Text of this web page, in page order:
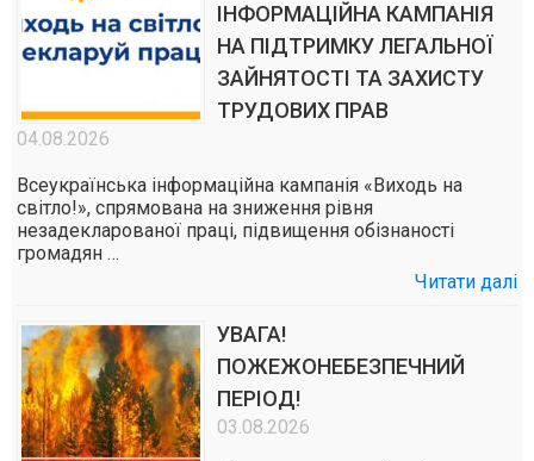
ІНФОРМАЦІЙНА КАМПАНІЯ
НА ПІДТРИМКУ ЛЕГАЛЬНОЇ
ЗАЙНЯТОСТІ ТА ЗАХИСТУ
ТРУДОВИХ ПРАВ
04.08.2026
Всеукраїнська інформаційна кампанія «Виходь на
світло!», спрямована на зниження рівня
незадекларованої праці, підвищення обізнаності
громадян …
Читати далі
УВАГА!
ПОЖЕЖОНЕБЕЗПЕЧНИЙ
ПЕРІОД!
03.08.2026